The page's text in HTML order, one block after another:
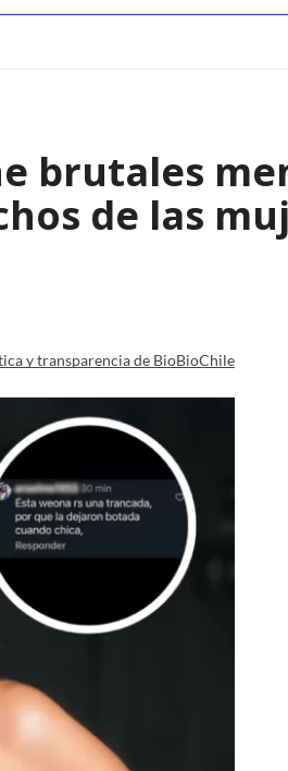
brutales
de las
y transparencia de BioBioChile